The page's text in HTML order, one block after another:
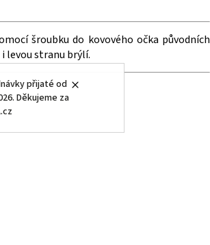
přijaté od
Děkujeme za
šroubku do kovového očka původních
levou stranu brýlí.